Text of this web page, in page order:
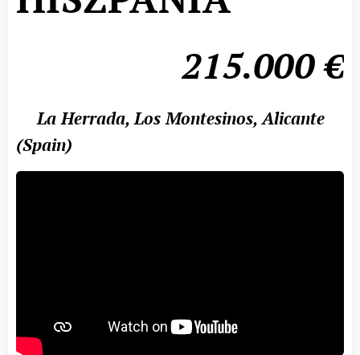
215.000 €
📍La Herrada, Los Montesinos, Alicante
(Spain)